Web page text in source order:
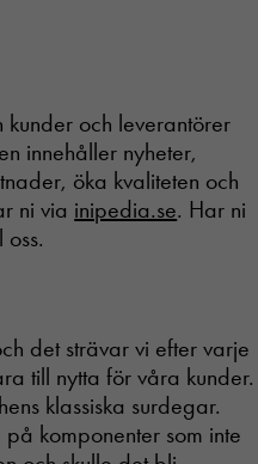
och leverantörer
innehåller nyheter,
öka kvaliteten och
ni via inipedia.se. Har ni
det strävar vi efter varje
till nytta för våra kunder.
klassiska surdegar.
komponenter som inte